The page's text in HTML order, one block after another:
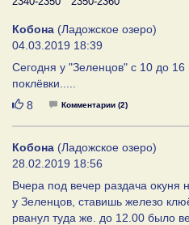
Кобона (Ладожское озеро)
04.03.2019 18:39
Сегодня у "Зеленцов" с 10 до 16
поклёвки.....
Нравится
8 Комментарии (2)
Кобона (Ладожское озеро)
28.02.2019 18:56
Вчера под вечер раздача
у Зеленцов, ставишь железо
рванул туда же. до 12.00 было